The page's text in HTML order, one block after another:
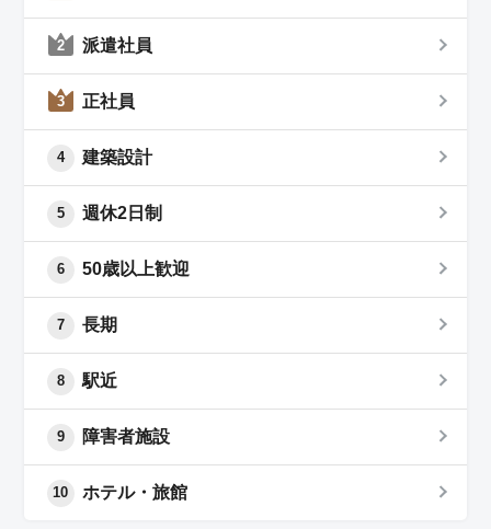
2 派遣社員
3 正社員
4 建築設計
5 週休2日制
6 50歳以上歓迎
7 長期
8 駅近
9 障害者施設
10 ホテル・旅館